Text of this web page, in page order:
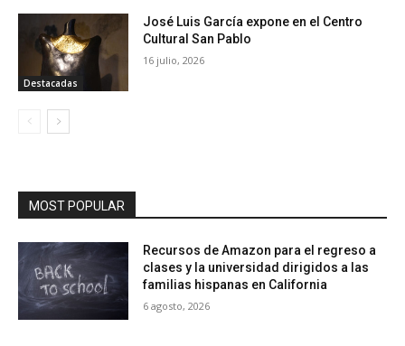
Destacadas
José Luis García expone en el Centro
Cultural San Pablo
16 julio, 2026
MOST POPULAR
Recursos de Amazon para el regreso a
clases y la universidad dirigidos a las
familias hispanas en California
6 agosto, 2026